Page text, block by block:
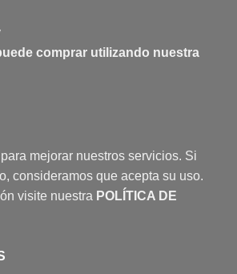
comprar utilizando nuestra
mejorar nuestros servicios. Si
consideramos que acepta su uso.
visite nuestra POLÍTICA DE